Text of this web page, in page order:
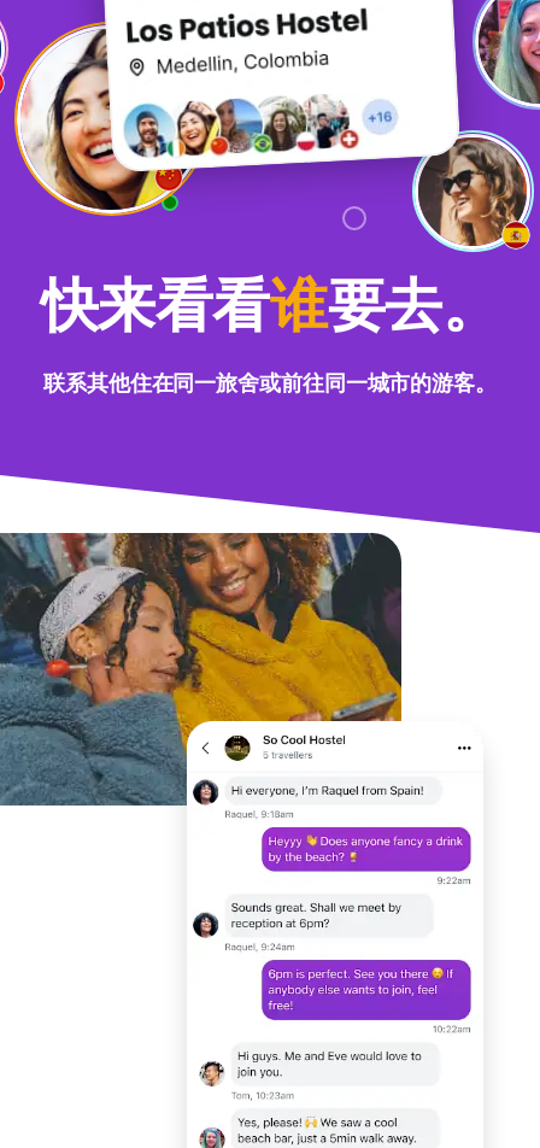
快来看看谁要去。
联系其他住在同一旅舍或前往同一城市的游客。